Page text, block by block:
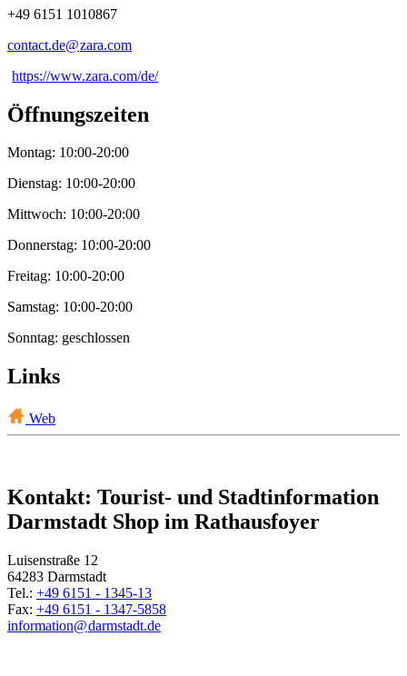
+49 6151 1010867
contact.de@zara.com
https://www.zara.com/de/
Öffnungszeiten
Montag: 10:00-20:00
Dienstag: 10:00-20:00
Mittwoch: 10:00-20:00
Donnerstag: 10:00-20:00
Freitag: 10:00-20:00
Samstag: 10:00-20:00
Sonntag: geschlossen
Links
Web
Kontakt: Tourist- und Stadtinformation
Darmstadt Shop im Rathausfoyer
Luisenstraße 12
64283 Darmstadt
Tel.: +49 6151 - 1345-13
Fax: +49 6151 - 1347-5858
information@darmstadt.de